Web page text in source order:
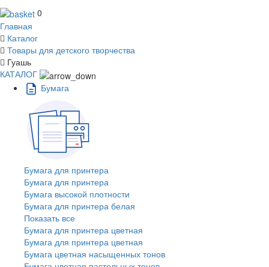
0
Главная
Каталог
Товары для детского творчества
Гуашь
КАТАЛОГ
Бумага
Бумага для принтера
Бумага для принтера
Бумага высокой плотности
Бумага для принтера белая
Показать все
Бумага для принтера цветная
Бумага для принтера цветная
Бумага цветная насыщенных тонов